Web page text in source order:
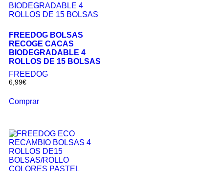
FREEDOG BOLSAS
RECOGE CACAS
BIODEGRADABLE 4
ROLLOS DE 15 BOLSAS
FREEDOG
6,99€
Comprar